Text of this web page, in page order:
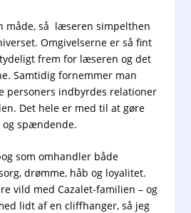
måde, så læseren simpelthen
Omgivelserne er så fint
frem for læseren og det
Samtidig fornemmer man
personers indbyrdes relationer
Det hele er med til at gøre
spændende.
som omhandler både
drømme, håb og loyalitet.
vild med Cazalet-familien – og
lidt af en cliffhanger, så jeg